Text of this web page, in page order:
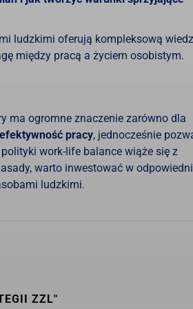
ludzkimi oferują kompleksową
między pracą a życiem osobistym.
ma ogromne znaczenie zarówno dla
pracy, jednocześnie
work-life balance wiąże się z
warto inwestować w
ludzkimi.
ZZL"